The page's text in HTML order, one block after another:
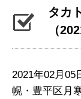
タカ
（
2021年02月05
幌・豊平区月